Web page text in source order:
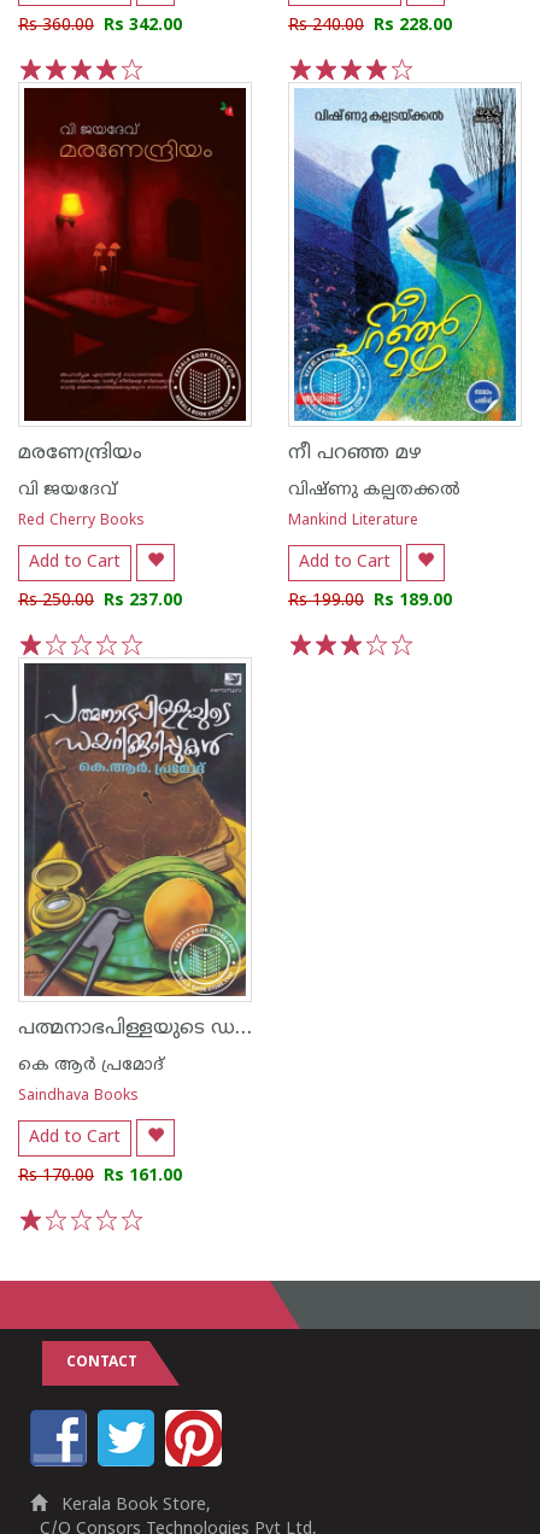
Rs 360.00 Rs 342.00
5
4
3
2
1
Rs 240.00 Rs 228.00
5
4
3
2
1
മരണേന്ദ്രിയം
വി ജയദേവ്
Red Cherry Books
Add to Cart
Rs 250.00 Rs 237.00
5
4
3
2
1
നീ പറഞ്ഞ മഴ
വിഷ്ണു കല്പതക്കൽ
Mankind Literature
Add to Cart
Rs 199.00 Rs 189.00
പത്മനാഭപിള്ളയുടെ ഡയറിക്കുറിപ്പുകൾ
കെ ആർ പ്രമോദ്
Saindhava Books
Add to Cart
Rs 170.00 Rs 161.00
CONTACT
Kerala Book Store,
C/O Consors Technologies Pvt Ltd,